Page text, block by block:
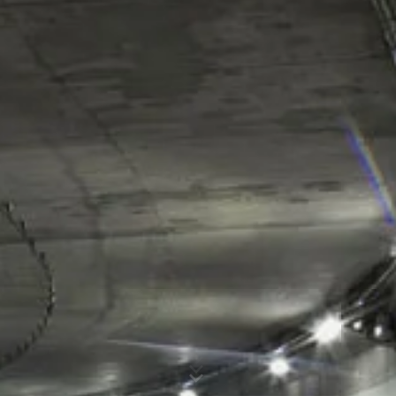
de Internet para el operador de la página web. La
dato de Google.
Plugin para el navegador
Puede evitar que estas cookies se almacenen
seleccionando la configuración adecuada en su
navegador. Sin embargo, queremos señalar que hacerlo
que los datos generados por las cookies sobre su uso
de la página web (incluyendo su dirección IP) sean
transmitidos a Google, y el procesamiento de estos
datos por parte de Google, descargando e instalando el
plugin del navegador disponible en el siguiente enlace:
https://tools.google.com/dlpage/gaoptout?hl=en
Sube tu currículum vitae
ELIJA UN ARCHIVO
Tipo de archivo: PDF| Tamaño del archivo:0MB